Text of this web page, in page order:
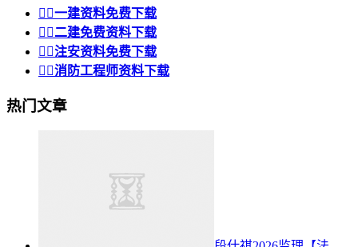
 一建资料免费下载
 二建免费资料下载
 注安资料免费下载
 消防工程师资料下载
热门文章